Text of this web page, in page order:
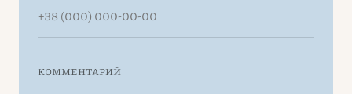
КОММЕНТАРИЙ